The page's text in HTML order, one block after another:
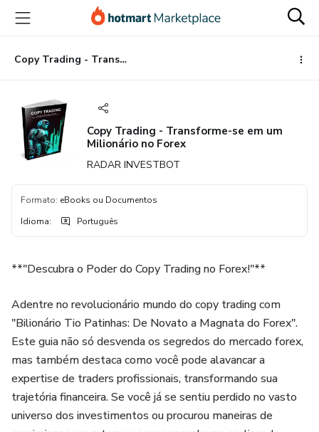
para
conteúdo
principal
para
pagamento
para
rodapé
Copy Trading - Transforme-se em um Milionário no Forex
Copy Trading - Transforme-se em um
Milionário no Forex
RADAR INVESTBOT
Formato: eBooks ou Documentos
Idioma: Português
**"Descubra o Poder do Copy Trading no Forex!"**
Adentre no revolucionário mundo do copy trading com
"Bilionário Tio Patinhas: De Novato a Magnata do Forex".
Este guia não só desvenda os segredos do mercado forex,
mas também destaca como você pode alavancar a
expertise de traders profissionais, transformando sua
trajetória financeira. Se você já se sentiu perdido no vasto
universo dos investimentos ou procurou maneiras de